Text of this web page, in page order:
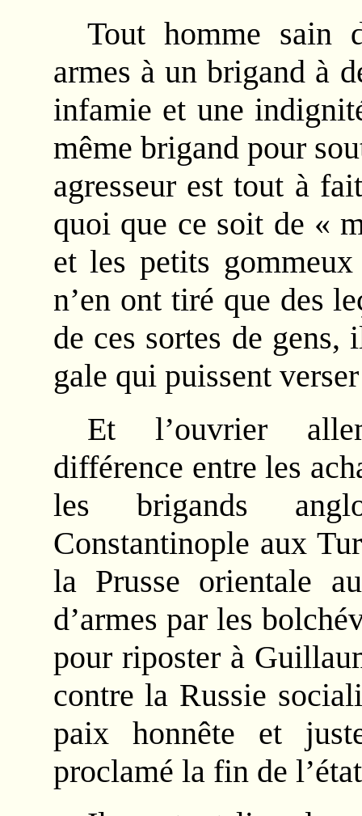
Tout homme sain
armes à un brigand à
infamie et une
même brigand pour
agresseur est tout à
quoi que ce soit de «
et les petits
n’en ont tiré que des
de ces sortes de gens,
gale qui puissent
Et l’ouvrier
différence entre les
les brigands
Constantinople aux
la Prusse orientale
d’armes par les
pour riposter à
contre la Russie
paix honnête et
proclamé la fin de